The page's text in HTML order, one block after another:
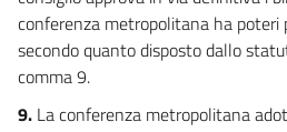
conferenza metropolitana ha poteri
secondo quanto disposto dallo
comma 9.
9. La conferenza metropolitana